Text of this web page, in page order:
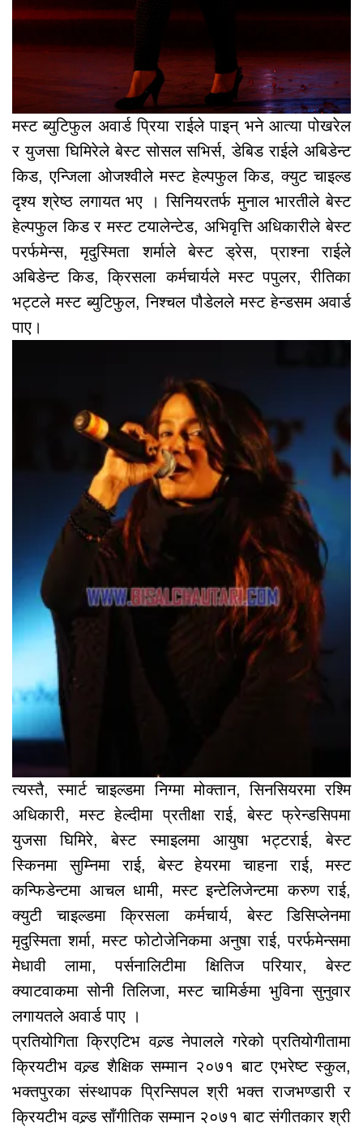
मस्ट ब्युटिफुल अवार्ड प्रिया राईले पाइन् भने आत्या पोखरेल
र युजसा घिमिरेले बेस्ट सोसल सभिर्स, डेबिड राईले अबिडेन्ट
किड, एन्जिला ओजश्वीले मस्ट हेल्पफुल किड, क्युट चाइल्ड
दृश्य श्रेष्ठ लगायत भए । सिनियरतर्फ मुनाल भारतीले बेस्ट
हेल्पफुल किड र मस्ट टयालेन्टेड, अभिवृत्ति अधिकारीले बेस्ट
परर्फमेन्स, मृदुस्मिता शर्माले बेस्ट ड्रेस, प्राश्ना राईले
अबिडेन्ट किड, क्रिसला कर्मचार्यले मस्ट पपुलर, रीतिका
भट्टले मस्ट ब्युटिफुल, निश्चल पौडेलले मस्ट हेन्डसम अवार्ड
पाए।
त्यस्तै, स्मार्ट चाइल्डमा निग्मा मोक्तान, सिनसियरमा रश्मि
अधिकारी, मस्ट हेल्दीमा प्रतीक्षा राई, बेस्ट फ्रेन्डसिपमा
युजसा घिमिरे, बेस्ट स्माइलमा आयुषा भट्टराई, बेस्ट
स्किनमा सुम्निमा राई, बेस्ट हेयरमा चाहना राई, मस्ट
कन्फिडेन्टमा आचल धामी, मस्ट इन्टेलिजेन्टमा करुण राई,
क्युटी चाइल्डमा क्रिसला कर्मचार्य, बेस्ट डिसिप्लेनमा
मृदुस्मिता शर्मा, मस्ट फोटोजेनिकमा अनुषा राई, परर्फमेन्समा
मेधावी लामा, पर्सनालिटीमा क्षितिज परियार, बेस्ट
क्याटवाकमा सोनी तिलिजा, मस्ट चामिर्ङमा भुविना सुनुवार
लगायतले अवार्ड पाए ।
प्रतियोगिता क्रिएटिभ वल्र्ड नेपालले गरेको प्रतियोगीतामा
क्रियटीभ वल्र्ड शैक्षिक सम्मान २०७१ बाट एभरेष्ट स्कुल,
भक्तपुरका संस्थापक प्रिन्सिपल श्री भक्त राजभण्डारी र
क्रियटीभ वल्र्ड साँगीतिक सम्मान २०७१ बाट संगीतकार श्री